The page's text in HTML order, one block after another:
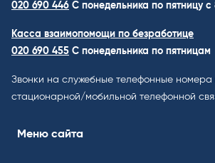
020 690 446 C понедельника по пятницу с
Касса взаимопомощи по безработице
020 690 455 С понедельника по пятницам
Звонки на служебные телефонные номера
стационарной/мобильной телефонной
Меню сайта